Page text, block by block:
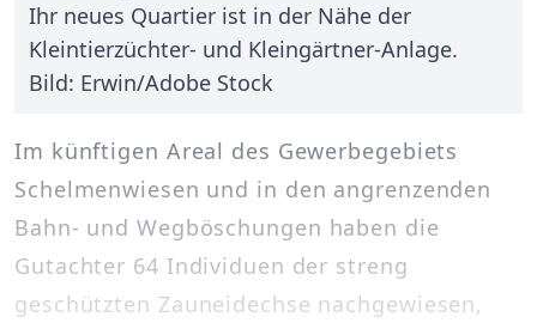
Ihr neues Quartier ist in der Nähe der
Kleintierzüchter- und Kleingärtner-Anlage.
Bild: Erwin/Adobe Stock
Im künftigen Areal des Gewerbegebiets
Schelmenwiesen und in den angrenzenden
Bahn- und Wegböschungen haben die
Gutachter 64 Individuen der streng
geschützten Zauneidechse nachgewiesen,